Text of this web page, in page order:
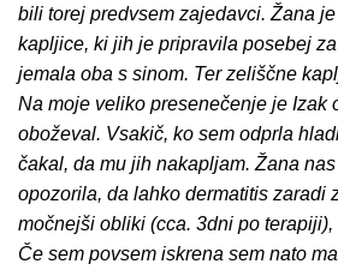
bili torej predvsem zajedavci. Žana
kapljice, ki jih je pripravila posebej
jemala oba s sinom. Ter zeliščne
Na moje veliko presenečenje je Izak
oboževal. Vsakič, ko sem odprla
čakal, da mu jih nakapljam. Žana
opozorila, da lahko dermatitis zaradi
močnejši obliki (cca. 3dni po
Če sem povsem iskrena sem nato